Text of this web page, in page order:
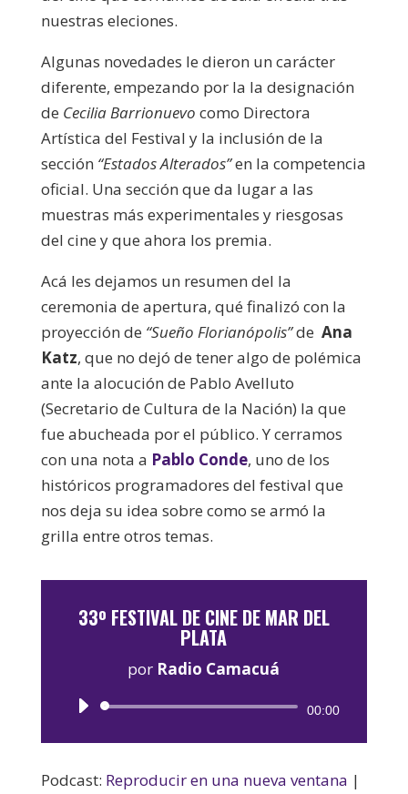
nuestras eleciones.
Algunas novedades le dieron un carácter
diferente, empezando por la la designación
de Cecilia Barrionuevo como Directora
Artística del Festival y la inclusión de la
sección “Estados Alterados”en la competencia
oficial. Una sección que da lugar a las
muestras más experimentales y riesgosas
del cine y que ahora los premia.
Acá les dejamos un resumen del la
ceremonia de apertura, qué finalizó con la
proyección de “Sueño Florianópolis”de Ana
Katz, que no dejó de tener algo de polémica
ante la alocución de Pablo Avelluto
(Secretario de Cultura de la Nación) la que
fue abucheada por el público. Y cerramos
con una nota a Pablo Conde, uno de los
históricos programadores del festival que
nos deja su idea sobre como se armó la
grilla entre otros temas.
33º FESTIVAL DE CINE DE MAR DEL
PLATA
por Radio Camacuá
Reproductor
00:00
Podcast: Reproducir en una nueva ventana |